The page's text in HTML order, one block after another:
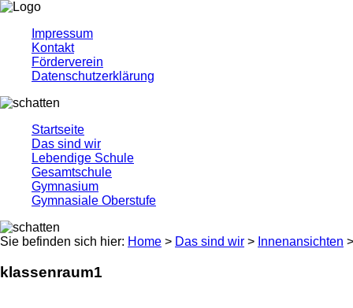
Impressum
Kontakt
Förderverein
Datenschutzerklärung
Startseite
Das sind wir
Lebendige Schule
Gesamtschule
Gymnasium
Gymnasiale Oberstufe
Sie befinden sich hier: Home > Das sind wir > Innenansichten
klassenraum1